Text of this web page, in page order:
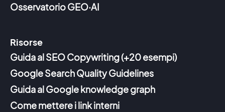
Osservatorio GEO·AI
Risorse
Guida al SEO Copywriting (+20 esempi)
Google Search Quality Guidelines
Guida al Google knowledge graph
Come mettere i link interni